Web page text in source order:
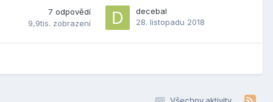
7 odpovědí
9,9tis. zobrazení
decebal
28. listopadu 2018
Všechny aktivity